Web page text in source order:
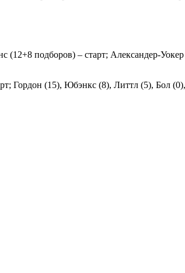
(12+8 подборов) – старт; Александер-
Гордон (15), Юбэнкс (8), Литтл (5), Бол